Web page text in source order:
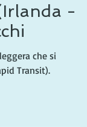
-
che si
Transit).